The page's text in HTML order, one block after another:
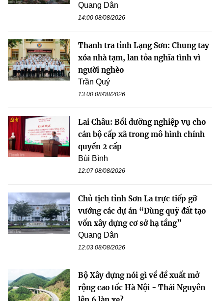
Quang Dân
14:00 08/08/2026
Thanh tra tỉnh Lạng Sơn: Chung tay
xóa nhà tạm, lan tỏa nghĩa tình vì
người nghèo
Trần Quý
13:00 08/08/2026
Lai Châu: Bồi dưỡng nghiệp vụ cho
cán bộ cấp xã trong mô hình chính
quyền 2 cấp
Bùi Bình
12:07 08/08/2026
Chủ tịch tỉnh Sơn La trực tiếp gỡ
vướng các dự án “Dùng quỹ đất tạo
vốn xây dựng cơ sở hạ tầng”
Quang Dân
12:03 08/08/2026
Bộ Xây dựng nói gì về đề xuất mở
rộng cao tốc Hà Nội - Thái Nguyên